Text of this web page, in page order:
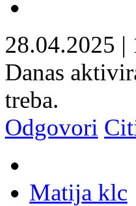
28.04.2025 |
Danas
treba.
Odgovori
Matija klc